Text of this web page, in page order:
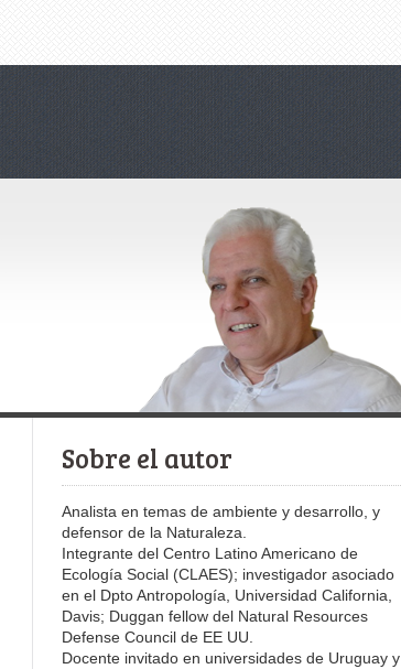
Sobre el autor
Analista en temas de ambiente y desarrollo, y
defensor de la Naturaleza.
Integrante del Centro Latino Americano de
Ecología Social (CLAES); investigador asociado
en el Dpto Antropología, Universidad California,
Davis; Duggan fellow del Natural Resources
Defense Council de EE UU.
Docente invitado en universidades de Uruguay y